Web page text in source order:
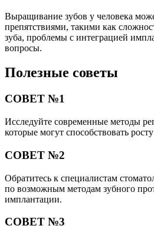
Выращивание зубов у человека
препятствиями, такими как
зуба, проблемы с интеграцией
вопросы.
Полезные советы
СОВЕТ №1
Исследуйте современные методы
которые могут способствовать
СОВЕТ №2
Обратитесь к специалистам
по возможным методам зубного
имплантации.
СОВЕТ №3